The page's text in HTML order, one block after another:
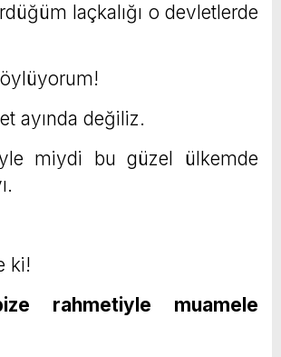
laçkalığı o devletlerde
ayında değiliz.
miydi bu güzel ülkemde
ki!
rahmetiyle muamele